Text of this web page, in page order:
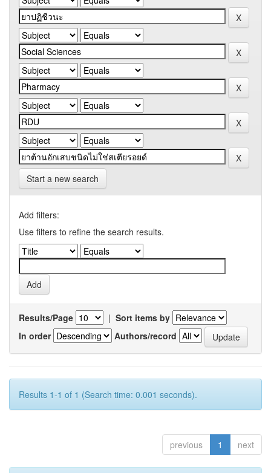
Start a new search
Add filters:
Use filters to refine the search results.
Results/Page | Sort items by
In order
Authors/record
Results 1-1 of 1 (Search time: 0.001 seconds).
previous 1 next